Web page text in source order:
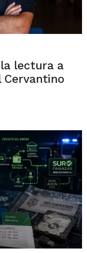
lectura a
Cervantino